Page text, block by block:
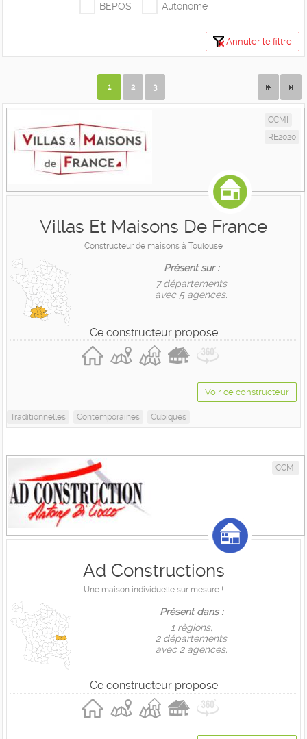
BEPOS
Autonome
Annuler le filtre
1 2 3
CCMI
RE2020
Villas Et Maisons De France
Constructeur de maisons à Toulouse
Présent sur :
7 départements
avec 5 agences.
Ce constructeur propose
Voir ce constructeur
Traditionnelles Contemporaines Cubiques
CCMI
Ad Constructions
Une maison individuelle sur mesure !
Présent dans :
1 règions,
2 départements
avec 2 agences.
Ce constructeur propose